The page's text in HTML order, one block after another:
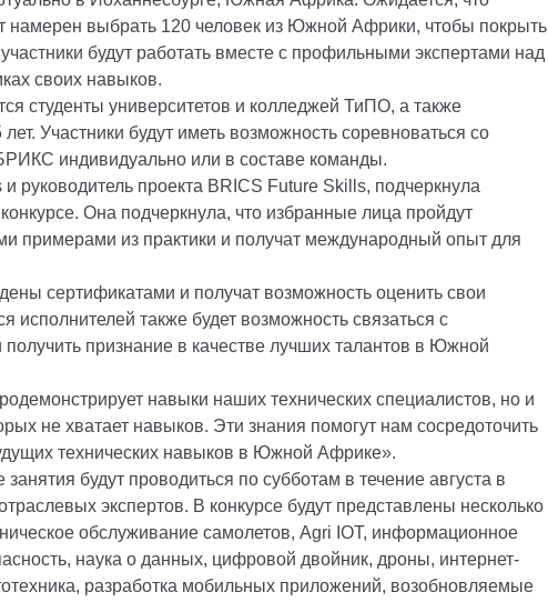
намерен выбрать 120 человек из Южной Африки, чтобы покрыть
будут работать вместе с профильными экспертами над
своих навыков.
студенты университетов и колледжей ТиПО, а также
Участники будут иметь возможность соревноваться со
индивидуально или в составе команды.
руководитель проекта BRICS Future Skills, подчеркнула
Она подчеркнула, что избранные лица пройдут
примерами из практики и получат международный опыт для
сертификатами и получат возможность оценить свои
также будет возможность связаться с
признание в качестве лучших талантов в Южной
навыки наших технических специалистов, но и
не хватает навыков. Эти знания помогут нам сосредоточить
технических навыков в Южной Африке».
будут проводиться по субботам в течение августа в
экспертов. В конкурсе будут представлены несколько
обслуживание самолетов, Agri IOT, информационное
наука о данных, цифровой двойник, дроны, интернет-
разработка мобильных приложений, возобновляемые